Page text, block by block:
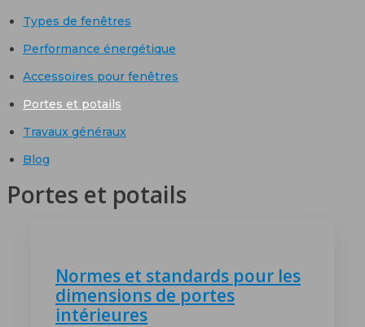
Types de fenêtres
Performance énergétique
Accessoires pour fenêtres
Portes et potails
Travaux généraux
Blog
Portes et potails
Normes et standards pour les
dimensions de portes
intérieures